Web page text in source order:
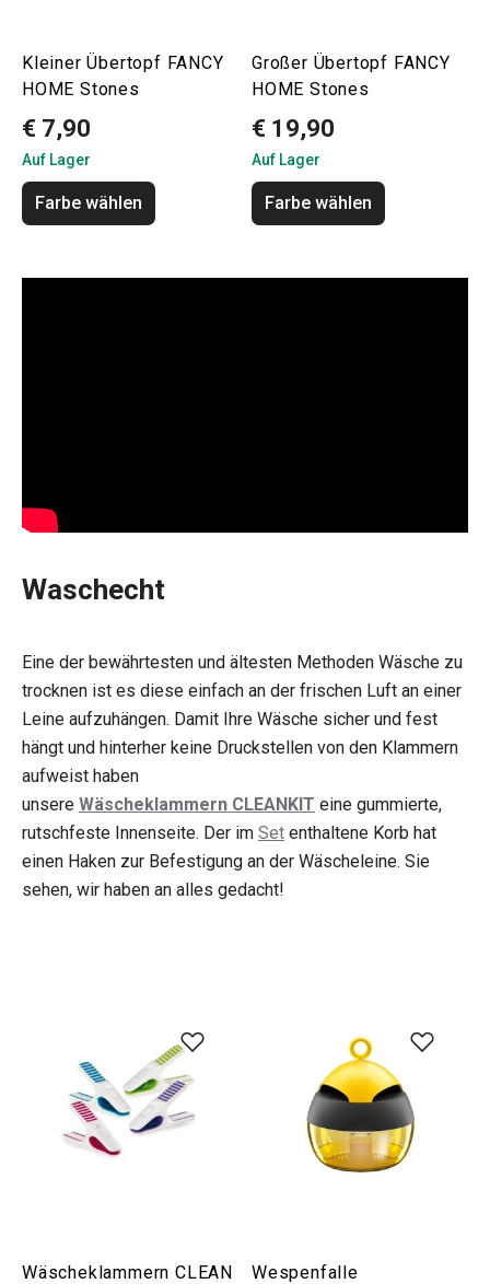
Kleiner Übertopf FANCY
HOME Stones
€ 7,90
Auf Lager
Farbe wählen
Großer Übertopf FANCY
HOME Stones
€ 19,90
Auf Lager
Farbe wählen
Waschecht
Eine der bewährtesten und ältesten Methoden Wäsche zu
trocknen ist es diese einfach an der frischen Luft an einer
Leine aufzuhängen. Damit Ihre Wäsche sicher und fest
hängt und hinterher keine Druckstellen von den Klammern
aufweist haben
unsere Wäscheklammern CLEANKIT eine gummierte,
rutschfeste Innenseite. Der im Set enthaltene Korb hat
einen Haken zur Befestigung an der Wäscheleine. Sie
sehen, wir haben an alles gedacht!
Wäscheklammern CLEAN
Wespenfalle